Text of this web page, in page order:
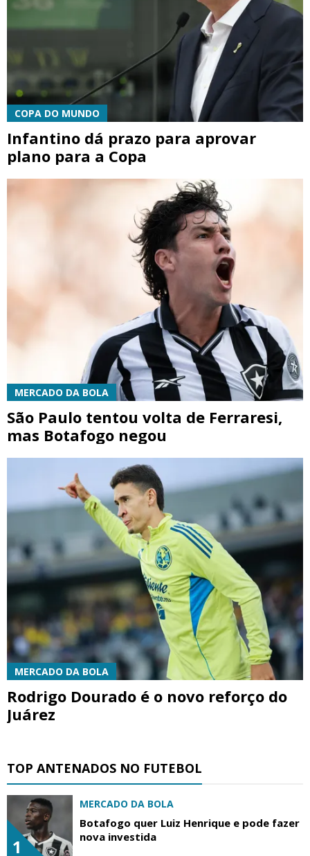
COPA DO MUNDO
Infantino dá prazo para aprovar
plano para a Copa
MERCADO DA BOLA
São Paulo tentou volta de Ferraresi,
mas Botafogo negou
MERCADO DA BOLA
Rodrigo Dourado é o novo reforço do
Juárez
TOP ANTENADOS NO FUTEBOL
1
MERCADO DA BOLA
Botafogo quer Luiz Henrique e pode fazer
nova investida